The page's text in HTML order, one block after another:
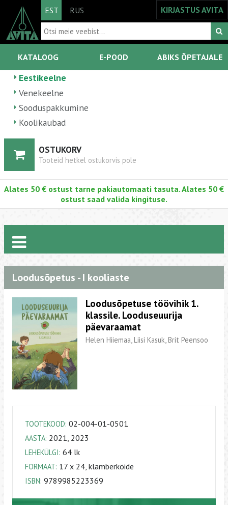
EST RUS KIRJASTUS AVITA
KATALOOG E-POOD ABIKS ÕPETAJALE
Eestikeelne
Venekeelne
Sooduspakkumine
Koolikaubad
OSTUKORV
Tooteid hetkel ostukorvis pole
Alates 50 € ostust tarne pakiautomaati tasuta. Alates 50 €
ostust saad valida kingituse.
Loodusõpetus - I kooliaste
Loodusõpetuse töövihik 1.
klassile. Looduseuurija
päevaraamat
Helen Hiiemaa, Liisi Kasuk, Brit Peensoo
TOOTEKOOD: 02-004-01-0501
AASTA: 2021, 2023
LEHEKÜLGI: 64 lk
FORMAAT: 17 x 24, klamberköide
ISBN: 9789985223369